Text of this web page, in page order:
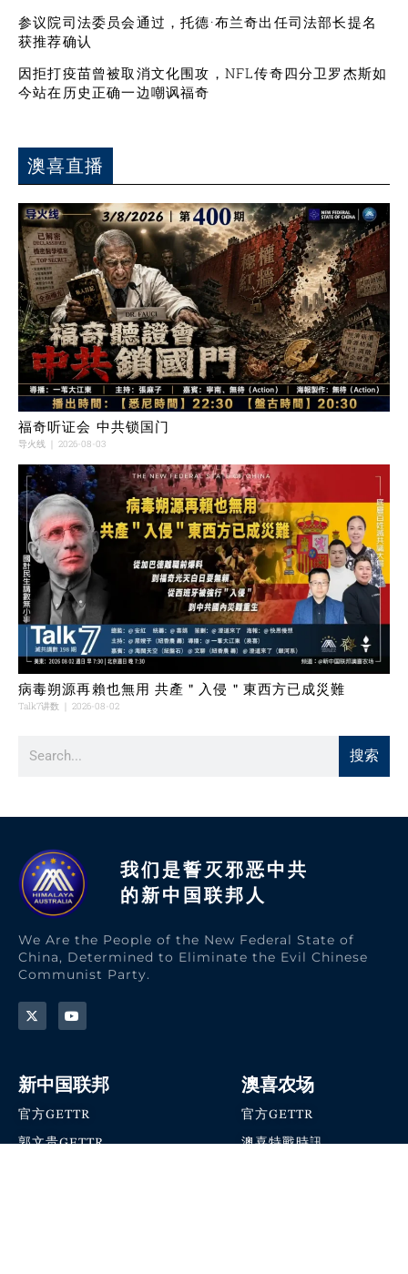
参议院司法委员会通过，托德·布兰奇出任司法部长提名
获推荐确认
因拒打疫苗曾被取消文化围攻，NFL传奇四分卫罗杰斯如
今站在历史正确一边嘲讽福奇
澳喜直播
福奇听证会 中共锁国门
导火线 2026-08-03
病毒朔源再賴也無用 共產＂入侵＂東西方已成災難
Talk7讲数 2026-08-02
搜索
我们是誓灭邪恶中共
的新中国联邦人​
We Are the People of the New Federal State of
China, Determined to Eliminate the Evil Chinese
Communist Party.
新中国联邦
官方GETTR
郭文贵GETTR
澳喜农场
官方GETTR
澳喜特戰時訊